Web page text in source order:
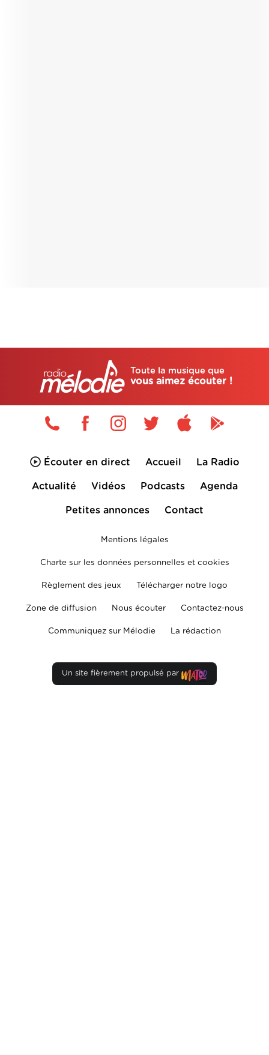
Toute la musique que
vous aimez écouter !
Écouter en direct Accueil La Radio
Actualité Vidéos Podcasts Agenda
Petites annonces Contact
Mentions légales
Charte sur les données personnelles et cookies
Règlement des jeux Télécharger notre logo
Zone de diffusion Nous écouter Contactez-nous
Communiquez sur Mélodie La rédaction
Un site fièrement propulsé par